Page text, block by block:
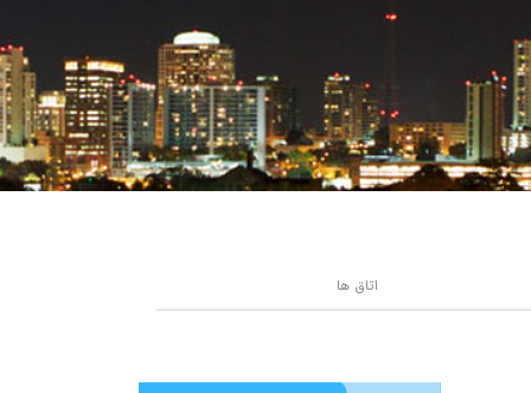
اتاق ها